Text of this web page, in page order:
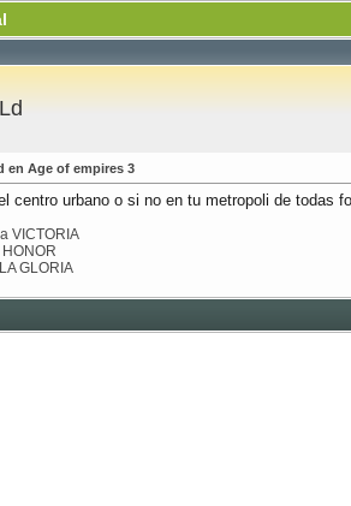
en Age of empires 3
centro urbano o si no en tu metropoli de todas
VICTORIA
GLORIA